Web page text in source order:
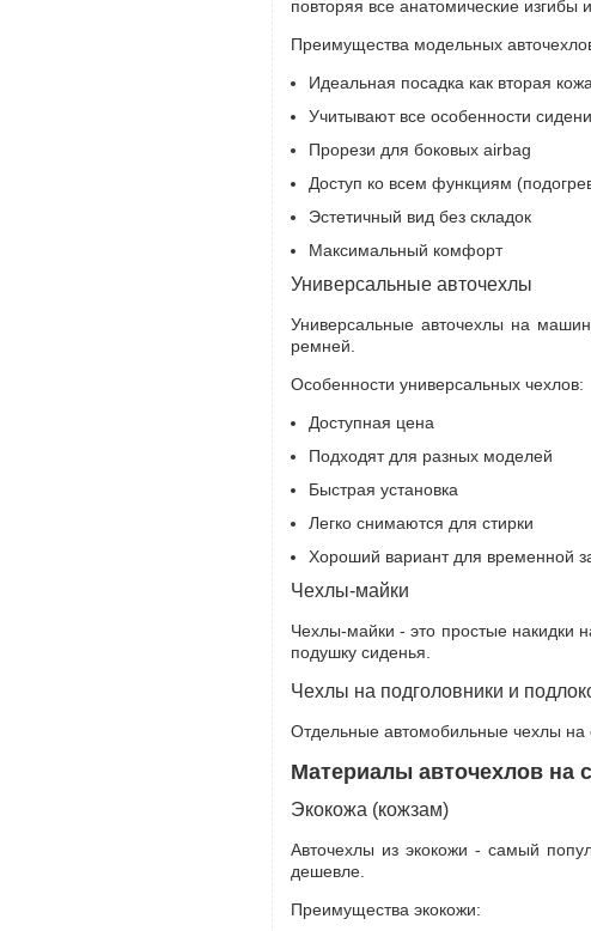
повторяя все анатомические изгибы
Преимущества модельных
Идеальная посадка как вторая кожа
Учитывают все особенности
Прорези для боковых airbag
Доступ ко всем функциям
Эстетичный вид без складок
Максимальный комфорт
Универсальные авточехлы
Универсальные авточехлы на
ремней.
Особенности универсальных чехлов:
Доступная цена
Подходят для разных моделей
Быстрая установка
Легко снимаются для стирки
Хороший вариант для временной
Чехлы-майки
Чехлы-майки - это простые накидки
подушку сиденья.
Чехлы на подголовники и
Отдельные автомобильные чехлы на
Материалы авточехлов на
Экокожа (кожзам)
Авточехлы из экокожи - самый
дешевле.
Преимущества экокожи: